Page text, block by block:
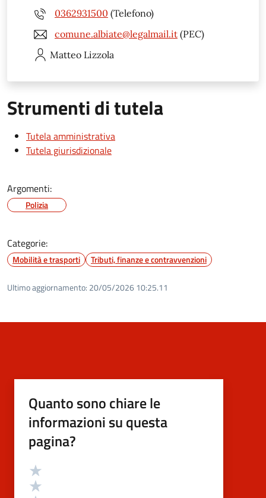
0362931500 (Telefono)
comune.albiate@legalmail.it (PEC)
Matteo Lizzola
Strumenti di tutela
Tutela amministrativa
Tutela giurisdizionale
Argomenti:
Polizia
Categorie:
Mobilità e trasporti Tributi, finanze e contravvenzioni
Ultimo aggiornamento: 20/05/2026 10:25.11
Quanto sono chiare le
informazioni su questa
pagina?
Valutazione